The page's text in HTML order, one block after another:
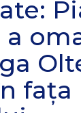
a
fața